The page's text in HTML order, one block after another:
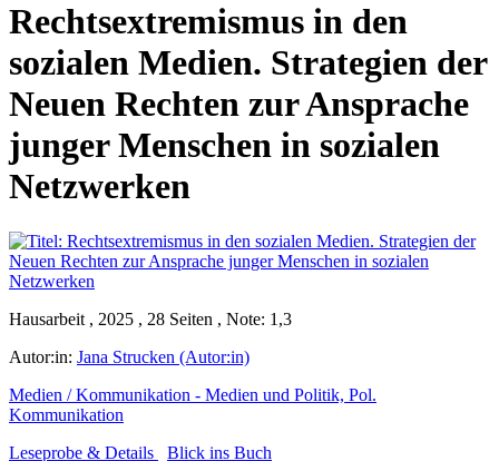
Rechtsextremismus in den
sozialen Medien. Strategien der
Neuen Rechten zur Ansprache
junger Menschen in sozialen
Netzwerken
Hausarbeit , 2025 , 28 Seiten , Note: 1,3
Autor:in: Jana Strucken (Autor:in)
Medien / Kommunikation - Medien und Politik, Pol.
Kommunikation
Leseprobe & Details
Blick ins Buch